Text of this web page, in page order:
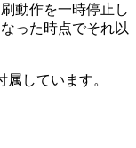
動作を一時停止し
った時点でそれ以
しています。